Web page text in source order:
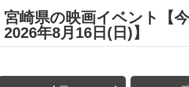
宮崎県の映画イベント【
2026年8月16日(日)】